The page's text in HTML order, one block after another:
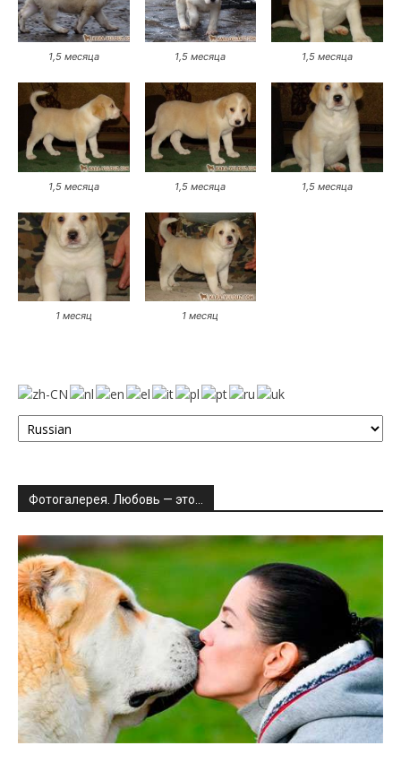
1,5 месяца 1,5 месяца 1,5 месяца
1,5 месяца 1,5 месяца 1,5 месяца
1 месяц 1 месяц
Фотогалерея. Любовь — это…